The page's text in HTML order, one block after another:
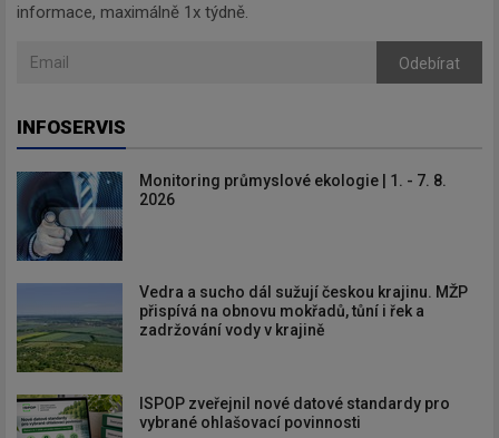
informace, maximálně 1x týdně.
Odebírat
INFOSERVIS
Monitoring průmyslové ekologie | 1. - 7. 8.
2026
Vedra a sucho dál sužují českou krajinu. MŽP
přispívá na obnovu mokřadů, tůní i řek a
zadržování vody v krajině
ISPOP zveřejnil nové datové standardy pro
vybrané ohlašovací povinnosti